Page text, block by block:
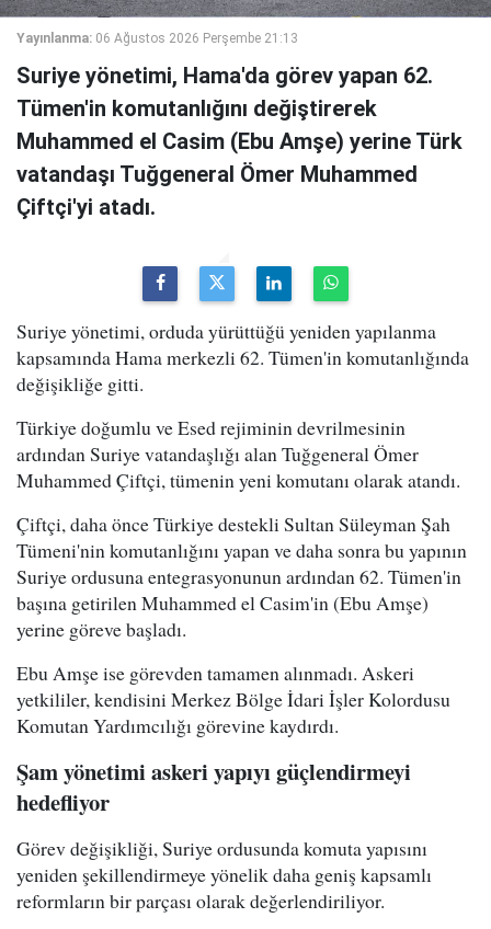
Yayınlanma: 06 Ağustos 2026 Perşembe 21:13
Suriye yönetimi, Hama'da görev yapan 62.
Tümen'in komutanlığını değiştirerek
Muhammed el Casim (Ebu Amşe) yerine Türk
vatandaşı Tuğgeneral Ömer Muhammed
Çiftçi'yi atadı.
Suriye yönetimi, orduda yürüttüğü yeniden yapılanma
kapsamında Hama merkezli 62. Tümen'in komutanlığında
değişikliğe gitti.
Türkiye doğumlu ve Esed rejiminin devrilmesinin
ardından Suriye vatandaşlığı alan Tuğgeneral Ömer
Muhammed Çiftçi, tümenin yeni komutanı olarak atandı.
Çiftçi, daha önce Türkiye destekli Sultan Süleyman Şah
Tümeni'nin komutanlığını yapan ve daha sonra bu yapının
Suriye ordusuna entegrasyonunun ardından 62. Tümen'in
başına getirilen Muhammed el Casim'in (Ebu Amşe)
yerine göreve başladı.
Ebu Amşe ise görevden tamamen alınmadı. Askeri
yetkililer, kendisini Merkez Bölge İdari İşler Kolordusu
Komutan Yardımcılığı görevine kaydırdı.
Şam yönetimi askeri yapıyı güçlendirmeyi
hedefliyor
Görev değişikliği, Suriye ordusunda komuta yapısını
yeniden şekillendirmeye yönelik daha geniş kapsamlı
reformların bir parçası olarak değerlendiriliyor.